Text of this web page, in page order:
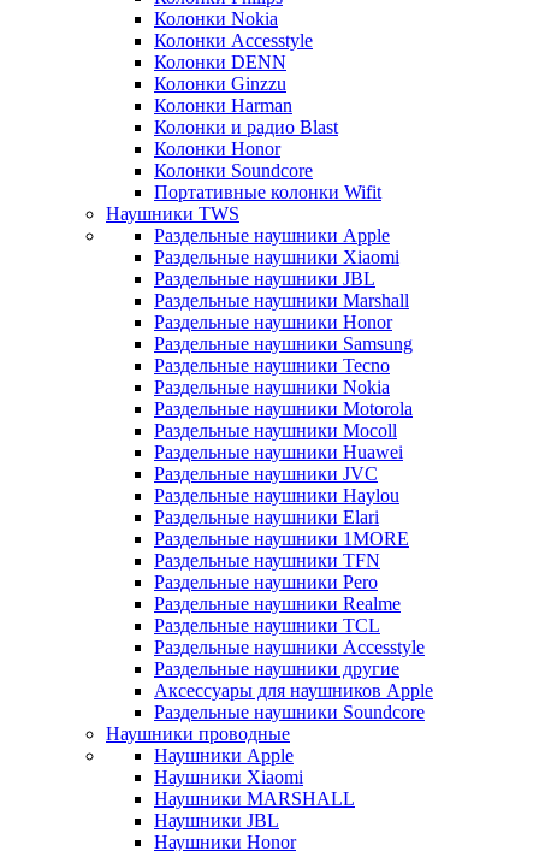
Колонки Nokia
Колонки Accesstyle
Колонки DENN
Колонки Ginzzu
Колонки Harman
Колонки и радио Blast
Колонки Honor
Колонки Soundcore
Портативные колонки Wifit
Наушники TWS
Раздельные наушники Apple
Раздельные наушники Xiaomi
Раздельные наушники JBL
Раздельные наушники Marshall
Раздельные наушники Honor
Раздельные наушники Samsung
Раздельные наушники Tecno
Раздельные наушники Nokia
Раздельные наушники Motorola
Раздельные наушники Mocoll
Раздельные наушники Huawei
Раздельные наушники JVC
Раздельные наушники Haylou
Раздельные наушники Elari
Раздельные наушники 1MORE
Раздельные наушники TFN
Раздельные наушники Pero
Раздельные наушники Realme
Раздельные наушники TCL
Раздельные наушники Accesstyle
Раздельные наушники другие
Аксессуары для наушников Apple
Раздельные наушники Soundcore
Наушники проводные
Наушники Apple
Наушники Xiaomi
Наушники MARSHALL
Наушники JBL
Наушники Honor